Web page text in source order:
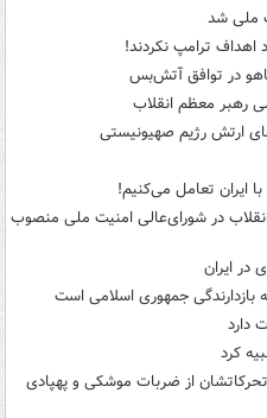
ملی شد
ترامپ نکردند!
در توافق آتش‌بس
رهبر معظم انقلاب
ارتش رژیم صهیونیستی
ایران تعامل می‌کنیم!
در شورای‌عالی امنیت ملی منصوب
در ایران
بازدارندگی جمهوری اسلامی است
دارد
کرد
از ضربات موشکی و پهپادی